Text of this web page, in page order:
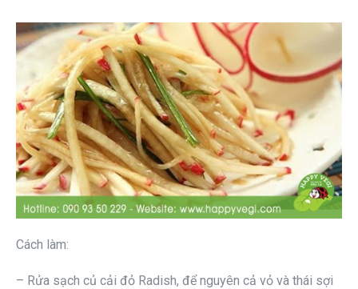
Cách làm:
– Rửa sạch củ cải đỏ Radish, để nguyên cả vỏ và thái sợi